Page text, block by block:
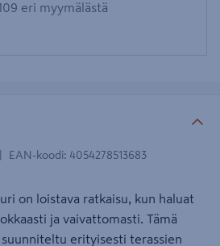
eri myymälästä
EAN-koodi: 4054278513683
on loistava ratkaisu, kun haluat
ja vaivattomasti. Tämä
erityisesti terassien